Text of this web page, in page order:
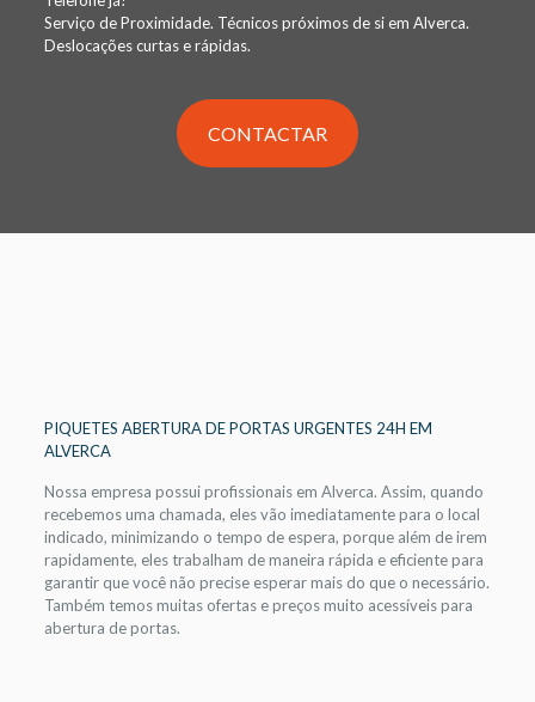
Serviço de Proximidade. Técnicos próximos de si em Alverca.
Deslocações curtas e rápidas.
CONTACTAR
PIQUETES ABERTURA DE PORTAS URGENTES 24H EM
ALVERCA
Nossa empresa possui profissionais em Alverca. Assim, quando
recebemos uma chamada, eles vão imediatamente para o local
indicado, minimizando o tempo de espera, porque além de irem
rapidamente, eles trabalham de maneira rápida e eficiente para
garantir que você não precise esperar mais do que o necessário.
Também temos muitas ofertas e preços muito acessíveis para
abertura de portas.